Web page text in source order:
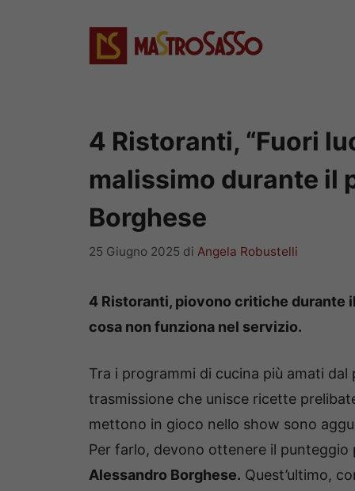
4 Ristoranti, “Fuori
malissimo durante il
Borghese
25 Giugno 2025 di Angela Robustelli
4 Ristoranti, piovono critiche durante
cosa non funziona nel servizio.
Tra i programmi di cucina più amati dal
trasmissione che unisce ricette
mettono in gioco nello show sono
Per farlo, devono ottenere il
Alessandro Borghese. Quest’ultimo,